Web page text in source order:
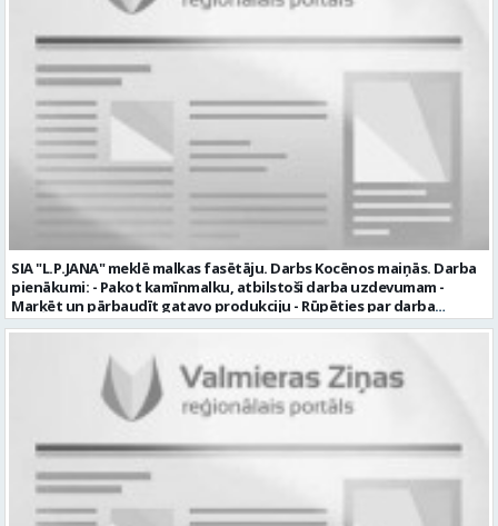
uzņēmumā darba laiku: maiņu grafiks (1. dežūra no plkst. 05.20 līdz
plkst. 16.20 un 2.dežūra no plkst. 12.50-21.00) darba samaksu sākot no
1100 līdz 1250 EUR (pirms nodokļu nomaksas) pilnas sociālās
garantijas veselības apdrošināšanas iespējas dinamisku un
profesionālu darba vidi apmācību pirms darba pienākumu
uzsākšanas CV ar norādi vakancei „dispečers Valmierā” iesniegt līdz
2026. gada 21. augustam (ieskaitot): sūtot elektroniski uz info@vtu-
valmiera.lv personīgi SIA „VTU Valmiera”, Reģ.nr. 40003004220,
„Brandeļi”, Brandeļi, Kocēnu pagasts, Valmieras novads, personāla
daļā darba dienās no plkst. 13:00 līdz 16:00. 2 nedēļu laikā pēc
konkursa termiņa beigām sazināsimies ar pretendentiem, kuri tiks
aicināti uz tikšanos klātienē. Informācijai: 29231565 * Iesniegtos
personas datus SIA “VTU VALMIERA” izmantos, lai konkursa kārtībā
noteiktu vakancei atbilstošāko kandidātu. Ja kandidāts vēlas, lai
viņa personas dati tiktu saglabāti SIA “VTU VALMIERA” iekšējā datu
bāzē ar mērķi tos apstrādāt citos SIA “VTU VALMIERA” personāla
atlases konkursos, tad pieteikumā vakancei lūdzam kandidātam
norādīt savu piekrišanu personas datu saglabāšanai. Profesija:
TRANSPORTA DISPEČERS Darba vietas adrese: LATVIJA, Stacijas iela 1,
Valmiera, Valmieras nov. Darba laika veids: Summētais darba laiks
Darba veids: Darbinieka amats uz nenoteiktu laiku Slodze: Viena
vesela slodze Darbības joma: Pakalpojumi Pieteikto vietu skaits: 1
Līgums: Darbinieka amats uz nenoteiktu laiku Aktuāla līdz: 2026-08-
21 Kontaktpersona: CV ar norādi vakancei lūdzu sūtīt uz e-pastu
Vispārējā vidējā izglītība
SIA "L.P.JANA" meklē malkas fasētāju. Darbs Kocēnos maiņās. Darba
pienākumi: - Pakot kamīnmalku, atbilstoši darba uzdevumam -
Marķēt un pārbaudīt gatavo produkciju - Rūpēties par darba
kvalitāti un kārtību darba vietā Prasības kandidātiem: - Laba fiziskā
Uzņēmums piedāvā: - Atalgojumu EUR 1200 bruto (atkarīgs no
padarītā) - Vienmēr laikā izmaksātu algu - Profesionālus un
atbalstošus kolēģus Lūgums CV sūtīt uz e- pastu:
pasutijumi@lpjana.lv vai zvanīt pa tālruni: 28319289 Profesija:
SAIŅOŠANAS OPERATORS Algas izmaksas veids: Laika darba alga
Darba vietas adrese: LATVIJA, Gravas iela 2, Kocēni, Kocēnu pag.,
Valmieras nov. Slodze: Viena vesela slodze Darbības joma: Ražošana
Pieteikto vietu skaits: 2 Aktuāla līdz: 2027-09-07 Darba sākšanas
datums: 2026-08-17 Kontaktpersona: Davids Pavlovs